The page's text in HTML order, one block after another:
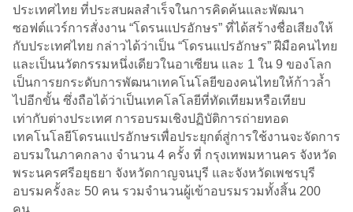
ประเทศไทย ที่ประสบผลสำเร็จในการคิดค้นและพัฒนา
ซอฟต์แวร์การสั่งงาน “โดรนแปรอักษร” ที่ได้สร้างชื่อเสียงให้
กับประเทศไทย กล่าวได้ว่าเป็น “โดรนแปรอักษร” ฝีมือคนไทย
และเป็นนวัตกรรมหนึ่งเดียวในอาเซียน และ 1 ใน 9 ของโลก
เป็นการยกระดับการพัฒนาเทคโนโลยีของคนไทยให้ก้าวล้ำ
ไปอีกขั้น ซึ่งถือได้ว่าเป็นเทคโลโลยีที่ทัดเทียมหรือเทียบ
เท่ากับต่างประเทศ การอบรมเชิงปฏิบัติการถ่ายทอด
เทคโนโลยีโดรนแปรอักษรเพื่อประยุกต์สู่การใช้งานจะจัดการ
อบรมในภาคกลาง จำนวน 4 ครั้ง ที่ กรุงเทพมหานคร จังหวัด
พระนครศรีอยุธยา จังหวัดกาญจนบุรี และจังหวัดเพชรบุรี
อบรมครั้งละ 50 คน รวมจำนวนผู้เข้าอบรมรวมทั้งสิ้น 200